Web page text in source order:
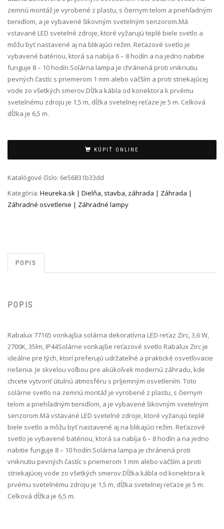
zemnú montáž je vyrobené z plastu, s čiernym telom a priehľadným
tienidlom, a je vybavené šikovným svetelným senzorom.Má
vstavané LED svetelné zdroje, ktoré vyžarujú teplé biele svetlo a
môžu byť nastavené aj na blikajúci režim. Reťazové svetlo je
vybavené batériou, ktorá sa nabíja 6 – 8 hodín a na jedno nabitie
funguje 8 – 10 hodín.Solárna lampa je chránená proti vniknutiu
pevných častíc s priemerom 1 mm alebo väčším a proti striekajúcej
vode zo všetkých smerov.Dĺžka kábla od konektora k prvému
svetelnému zdroju je 1,5 m, dĺžka svetelnej reťaze je 5 m. Celková
dĺžka je 6,5 m.
KÚPIŤ ONLINE
Katalógové číslo: 6e56831b33dd
Kategória: Heureka.sk | Dielňa, stavba, záhrada | Záhrada |
Záhradné osvetlenie | Záhradné lampy
POPIS
POPIS
Rabalux 77165 vonkajšia solárna dekoratívna LED reťaz Zirc, 3,6 W,
2700K, 35lm, IP44 Solárne vonkajšie reťazové svetlo Rabalux Zirc je
ideálne pre tých, ktorí preferujú udržateľné a praktické osvetľovacie
riešenia. Je skvelou voľbou pre akúkoľvek modernú záhradu, kde
chcete vytvoriť útulnú atmosféru s príjemným osvetlením. Toto
solárne svetlo na zemnú montáž je vyrobené z plastu, s čiernym
telom a priehľadným tienidlom, a je vybavené šikovným svetelným
senzorom.Má vstavané LED svetelné zdroje, ktoré vyžarujú teplé
biele svetlo a môžu byť nastavené aj na blikajúci režim. Reťazové
svetlo je vybavené batériou, ktorá sa nabíja 6 – 8 hodín a na jedno
nabitie funguje 8 – 10 hodín.Solárna lampa je chránená proti
vniknutiu pevných častíc s priemerom 1 mm alebo väčším a proti
striekajúcej vode zo všetkých smerov.Dĺžka kábla od konektora k
prvému svetelnému zdroju je 1,5 m, dĺžka svetelnej reťaze je 5 m.
Celková dĺžka je 6,5 m.